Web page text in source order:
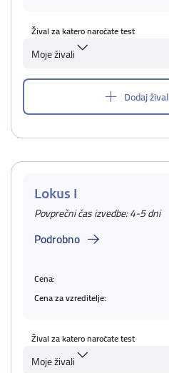
Žival za katero naročate test
Moje živali
Dodaj žival
Lokus I
Povprečni čas izvedbe: 4-5 dni
Podrobno
Cena:
Cena za vzreditelje:
Žival za katero naročate test
Moje živali